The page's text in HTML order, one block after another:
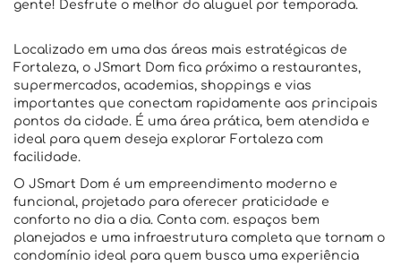
gente! Desfrute o melhor do aluguel por temporada.
Localizado em uma das áreas mais estratégicas de
Fortaleza, o JSmart Dom fica próximo a restaurantes,
supermercados, academias, shoppings e vias
importantes que conectam rapidamente aos principais
pontos da cidade. É uma área prática, bem atendida e
ideal para quem deseja explorar Fortaleza com
facilidade.
O JSmart Dom é um empreendimento moderno e
funcional, projetado para oferecer praticidade e
conforto no dia a dia. Conta com. espaços bem
planejados e uma infraestrutura completa que tornam o
condomínio ideal para quem busca uma experiência